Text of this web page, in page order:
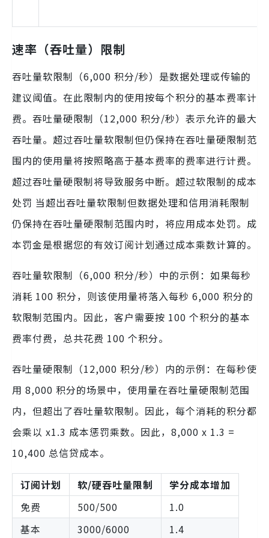
速率（吞吐量）限制
吞吐量软限制（6,000 积分/秒）是数据处理或传输的
建议阈值。在此限制内的使用按每个积分的基本费率计
费。吞吐量硬限制（12,000 积分/秒）表示允许的最大
吞吐量。超过吞吐量软限制但仍保持在吞吐量硬限制范
围内的使用量将按照略高于基本费率的费率进行计费。
超过吞吐量硬限制将导致服务中断。超过软限制的成本
处罚 当超出吞吐量软限制但数据处理和信用消耗限制
仍保持在吞吐量硬限制范围内时，将应用成本处罚。成
本罚金是根据您的有效订阅计划通过成本乘数计算的。
吞吐量软限制（6,000 积分/秒）中的示例：如果每秒
消耗 100 积分，则该使用量将落入每秒 6,000 积分的
软限制范围内。因此，客户需要按 100 个积分的基本
费率付费，总共花费 100 个积分。
吞吐量硬限制（12,000 积分/秒）内的示例：在每秒使
用 8,000 积分的场景中，使用量在吞吐量硬限制范围
内，但超出了吞吐量软限制。因此，每个消耗的积分都
会乘以 x1.3 成本惩罚乘数。因此，8,000 x 1.3 =
10,400 总信贷成本。
订阅计划 软/硬吞吐量限制
学分成本增加
免费
500/500
1.0
基本
3000/6000 1.4